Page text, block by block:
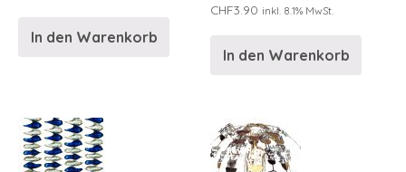
In den Warenkorb
CHF3.90 inkl. 8.1% MwSt.
In den Warenkorb